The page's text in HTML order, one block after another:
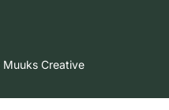
Muuks Creative